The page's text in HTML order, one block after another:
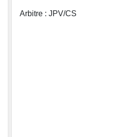
Arbitre : JPV/CS